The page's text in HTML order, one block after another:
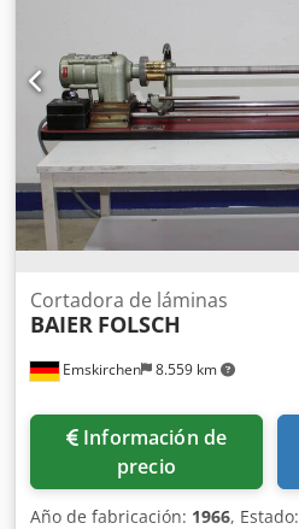
Emskirchen 8.559 km
Cortadora de láminas
BAIER FOLSCH
Información de
precio
Año de fabricación: 1966, Estado: